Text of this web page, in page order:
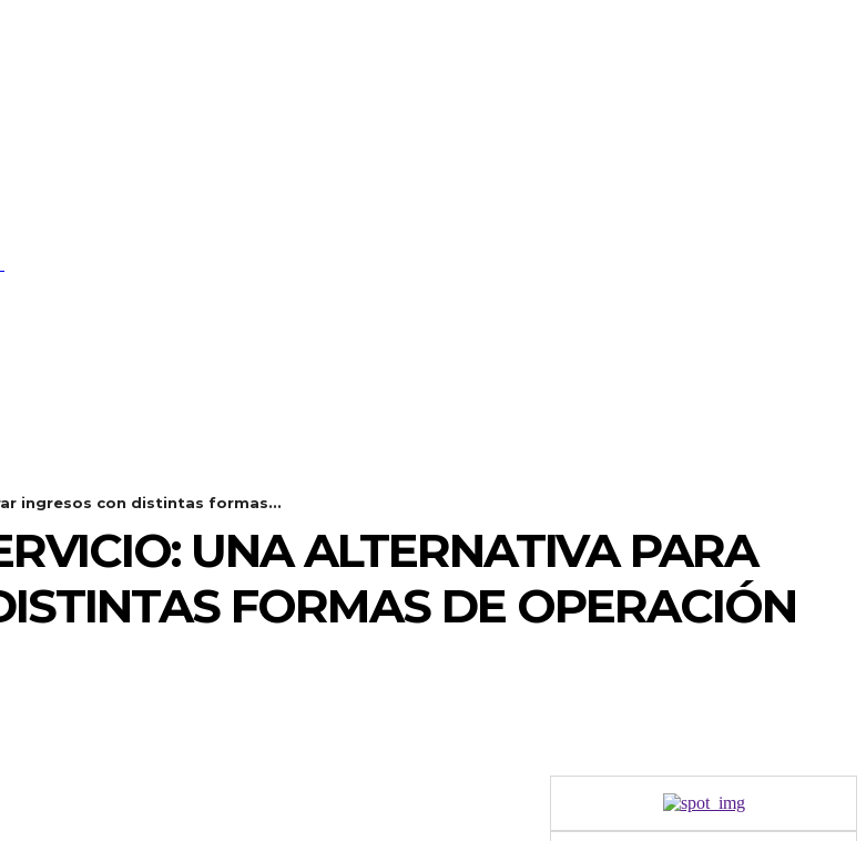
ingresos con distintas formas...
UNA ALTERNATIVA PARA
FORMAS DE OPERACIÓN